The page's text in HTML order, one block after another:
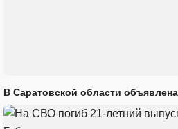
В Саратовской области